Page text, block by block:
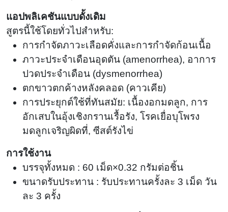
แอปพลิเคชันแบบดั้งเดิม
สูตรนี้ใช้โดยทั่วไปสำหรับ:
การกำจัดภาวะเลือดคั่งและการกำจัดก้อนเนื้อ
ภาวะประจำเดือนอุดตัน (amenorrhea), อาการ
ปวดประจำเดือน (dysmenorrhea)
ตกขาวตกค้างหลังคลอด (คาวเคีย)
การประยุกต์ใช้ที่ทันสมัย: เนื้องอกมดลูก, การ
อักเสบในอุ้งเชิงกรานเรื้อรัง, โรคเยื่อบุโพรง
มดลูกเจริญผิดที่, ซีสต์รังไข่
การใช้งาน
บรรจุทั้งหมด : 60 เม็ด×0.32 กรัมต่อชิ้น
ขนาดรับประทาน : รับประทานครั้งละ 3 เม็ด วัน
ละ 3 ครั้ง